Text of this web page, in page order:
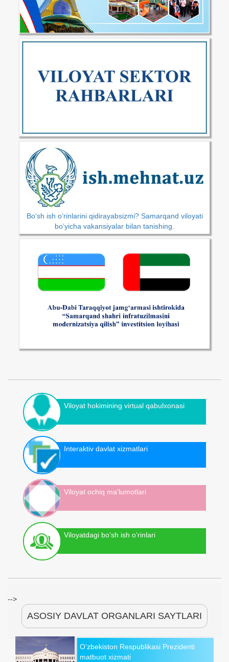
Bo‘sh ish o‘rinlarini qidirayabsizmi? Samarqand viloyati
bo‘yicha vakansiyalar bilan tanishing.
Viloyat hokimining virtual qabulxonasi
Interaktiv davlat xizmatlari
Viloyat ochiq ma'lumotlari
Viloyatdagi bo‘sh ish o‘rinlari
-->
ASOSIY DAVLAT ORGANLARI SAYTLARI
O‘zbekiston Respublikasi Prezidenti
matbuot xizmati